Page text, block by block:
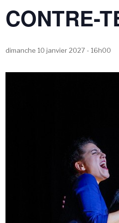
CONTRE-
dimanche 10 janvier 2027 - 16h00